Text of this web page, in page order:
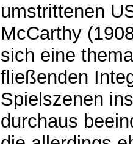
umstrittenen
McCarthy
sich eine
fließenden
Spielszenen
durchaus